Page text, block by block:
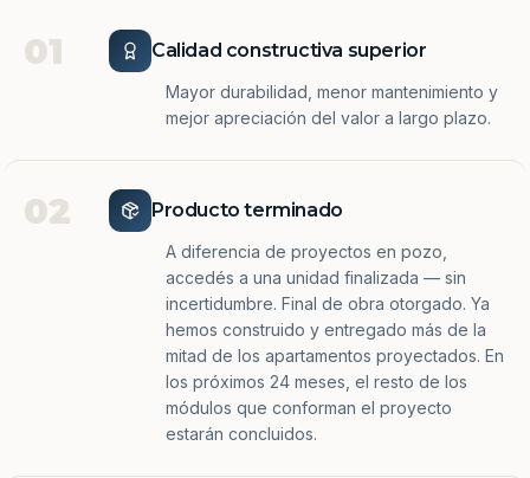
01 Calidad constructiva superior
Mayor durabilidad, menor mantenimiento y
mejor apreciación del valor a largo plazo.
02 Producto terminado
A diferencia de proyectos en pozo,
accedés a una unidad finalizada — sin
incertidumbre. Final de obra otorgado. Ya
hemos construido y entregado más de la
mitad de los apartamentos proyectados. En
los próximos 24 meses, el resto de los
módulos que conforman el proyecto
estarán concluidos.